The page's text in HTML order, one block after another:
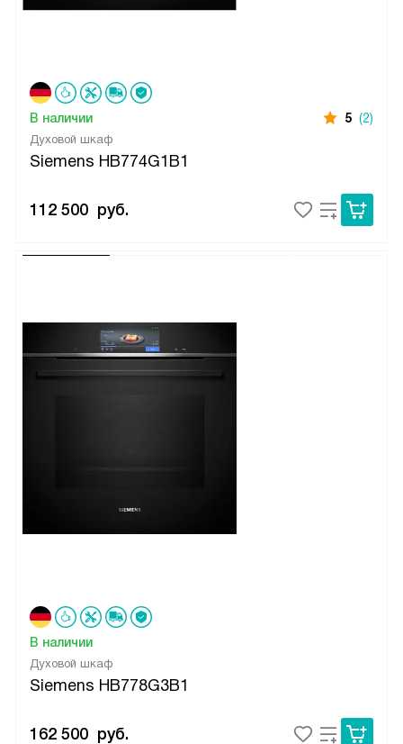
Духовой шкаф
Siemens HB774G1B1
В наличии 5 (2)
112 500 руб.
Духовой шкаф
Siemens HB778G3B1
В наличии
162 500 руб.